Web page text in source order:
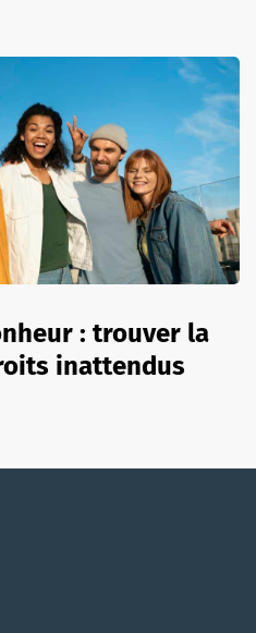
: trouver la
inattendus